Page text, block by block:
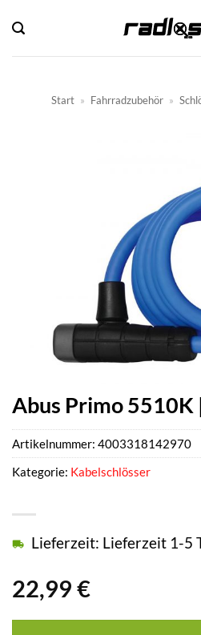
Inhalt
springen
Start » Fahrradzubehör »
Abus Primo 5510K
22,99 €
Lieferzeit: Lieferzeit 1-5
Artikelnummer: 4003318142970
Kategorie: Kabelschlösser